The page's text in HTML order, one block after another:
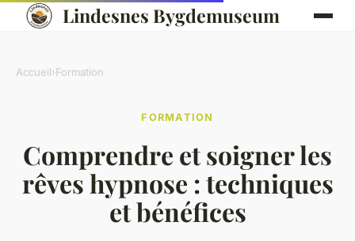
Lindesnes Bygdemuseum
Accueil›Formation
FORMATION
Comprendre et soigner les
rêves hypnose : techniques
et bénéfices